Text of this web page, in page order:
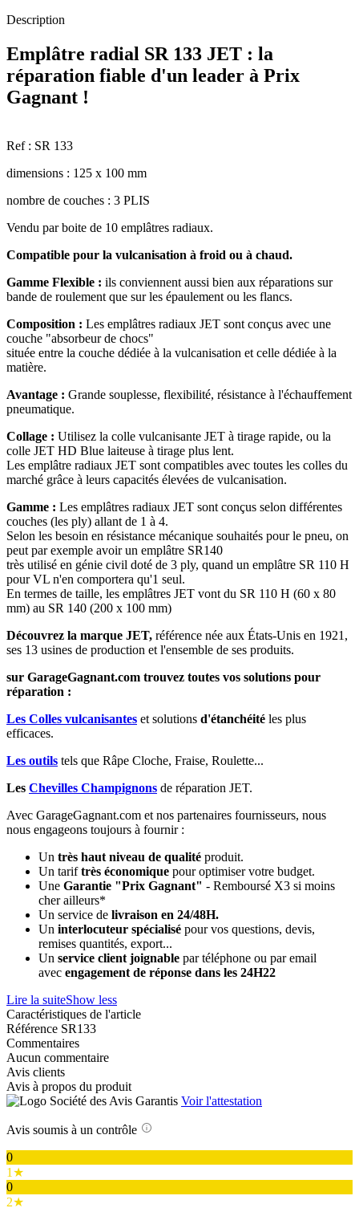
Description
Emplâtre radial SR 133 JET : la
réparation fiable d'un leader à Prix
Gagnant !
Ref : SR 133
dimensions : 125 x 100 mm
nombre de couches : 3 PLIS
Vendu par boite de 10 emplâtres radiaux.
Compatible pour la vulcanisation à froid ou à chaud.
Gamme Flexible : ils conviennent aussi bien aux réparations sur
bande de roulement que sur les épaulement ou les flancs.
Composition : Les emplâtres radiaux JET sont conçus avec une
couche "absorbeur de chocs"
située entre la couche dédiée à la vulcanisation et celle dédiée à la
matière.
Avantage : Grande souplesse, flexibilité, résistance à l'échauffement
pneumatique.
Collage : Utilisez la colle vulcanisante JET à tirage rapide, ou la
colle JET HD Blue laiteuse à tirage plus lent.
Les emplâtre radiaux JET sont compatibles avec toutes les colles du
marché grâce à leurs capacités élevées de vulcanisation.
Gamme : Les emplâtres radiaux JET sont conçus selon différentes
couches (les ply) allant de 1 à 4.
Selon les besoin en résistance mécanique souhaités pour le pneu, on
peut par exemple avoir un emplâtre SR140
très utilisé en génie civil doté de 3 ply, quand un emplâtre SR 110 H
pour VL n'en comportera qu'1 seul.
En termes de taille, les emplâtres JET vont du SR 110 H (60 x 80
mm) au SR 140 (200 x 100 mm)
Découvrez la marque JET, référence née aux États-Unis en 1921,
ses 13 usines de production et l'ensemble de ses produits.
sur GarageGagnant.com trouvez toutes vos solutions pour
réparation :
Les Colles vulcanisantes et solutions d'étanchéité les plus
efficaces.
Les outils tels que Râpe Cloche, Fraise, Roulette...
Les Chevilles Champignons de réparation JET.
Avec GarageGagnant.com et nos partenaires fournisseurs, nous
nous engageons toujours à fournir :
Un très haut niveau de qualité produit.
Un tariftrès économique pour optimiser votre budget.
Une Garantie "Prix Gagnant" - Remboursé X3 si moins
cher ailleurs*
Un service de livraison en 24/48H.
Un interlocuteur spécialisé pour vos questions, devis,
remises quantités, export...
Un service client joignable par téléphone ou par email
avec engagement de réponse dans les 24H22
Lire la suiteShow less
Caractéristiques de l'article
Référence SR133
Commentaires
Aucun commentaire
Avis clients
Avis à propos du produit
Voir l'attestation
Avis soumis à un contrôle
0
1★
0
2★